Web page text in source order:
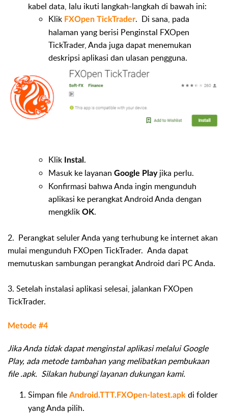
kabel data, lalu ikuti langkah-langkah di bawah ini:
Klik FXOpen TickTrader. Di sana, pada
halaman yang berisi Penginstal FXOpen
TickTrader, Anda juga dapat menemukan
deskripsi aplikasi dan ulasan pengguna.
Klik Instal .
Masuk ke layanan Google Playjika perlu.
Konfirmasi bahwa Anda ingin mengunduh
aplikasi ke perangkat Android Anda dengan
mengklik OK.
2. Perangkat seluler Anda yang terhubung ke internet akan
mulai mengunduh FXOpen TickTrader. Anda dapat
memutuskan sambungan perangkat Android dari PC Anda.
3. Setelah instalasi aplikasi selesai, jalankan FXOpen
TickTrader.
Metode #4
Jika Anda tidak dapat menginstal aplikasi melalui Google
Play, ada metode tambahan yang melibatkan pembukaan
file .apk. Silakan hubungi layanan dukungan kami.
Simpan file Android.TTT.FXOpen-latest.apk di folder
yang Anda pilih.